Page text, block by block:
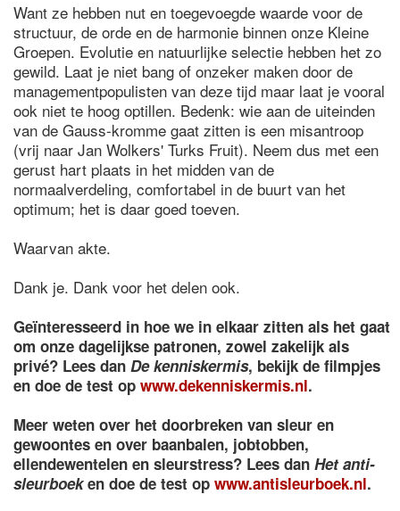
Want ze hebben nut en toegevoegde waarde voor de
structuur, de orde en de harmonie binnen onze Kleine
Groepen. Evolutie en natuurlijke selectie hebben het zo
gewild. Laat je niet bang of onzeker maken door de
managementpopulisten van deze tijd maar laat je vooral
ook niet te hoog optillen. Bedenk: wie aan de uiteinden
van de Gauss-kromme gaat zitten is een misantroop
(vrij naar Jan Wolkers' Turks Fruit). Neem dus met een
gerust hart plaats in het midden van de
normaalverdeling, comfortabel in de buurt van het
optimum; het is daar goed toeven.
Waarvan akte.
Dank je. Dank voor het delen ook.
Geïnteresseerd in hoe we in elkaar zitten als het gaat
om onze dagelijkse patronen, zowel zakelijk als
privé? Lees dan De kenniskermis, bekijk de filmpjes
en doe de test op www.dekenniskermis.nl.
Meer weten over het doorbreken van sleur en
gewoontes en over baanbalen, jobtobben,
ellendewentelen en sleurstress? Lees dan Het anti-
sleurboeken doe de test op www.antisleurboek.nl.